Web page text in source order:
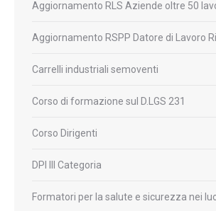
Aggiornamento RLS Aziende oltre 50
Aggiornamento RSPP Datore di Lavoro
Carrelli industriali semoventi
Corso di formazione sul D.LGS 231
Corso Dirigenti
DPI III Categoria
Formatori per la salute e sicurezza nei